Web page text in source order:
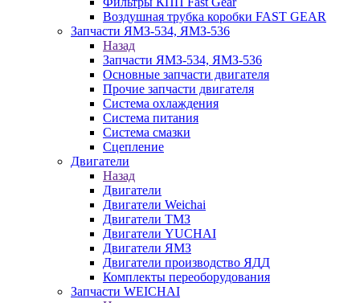
Воздушная трубка коробки FAST GEAR
Запчасти ЯМЗ-534, ЯМЗ-536
Назад
Запчасти ЯМЗ-534, ЯМЗ-536
Основные запчасти двигателя
Прочие запчасти двигателя
Система охлаждения
Система питания
Система смазки
Сцепление
Двигатели
Назад
Двигатели
Двигатели Weichai
Двигатели ТМЗ
Двигатели YUCHAI
Двигатели ЯМЗ
Двигатели производство ЯДД
Комплекты переоборудования
Запчасти WEICHAI